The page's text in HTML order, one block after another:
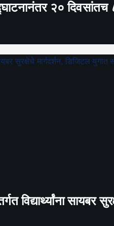
२०
विद्यार्थ्यांना